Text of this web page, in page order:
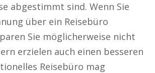
abgestimmt sind. Wenn Sie
über ein Reisebüro
Sie möglicherweise nicht
erzielen auch einen besseren
Reisebüro mag